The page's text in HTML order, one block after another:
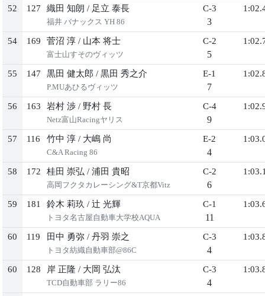
52 127 織田 知朗 / 足立 泰長
福井 バナックス YH 86
C-3
3
54 169 菅沼 淳 / 山本 将士
富士山すそのヴィッツ
C-2
5
55 147 黒田 健太郎 / 黒田 秀之介
P.MUあひるヴィッツ
E-1
7
56 163 岩村 渉 / 野村 長
Netz富山Racingヤリス
C-4
9
57 116 竹中 淳 / 大嶋 尚
C&A Racing 86
E-2
4
58 172 桂田 崇弘 / 浦田 貴昭
高岡フクタカレーシング&T京都Vitz
C-2
6
59 181 鈴木 莉玖 / 辻 光輝
トヨタ名古屋自動車大学校AQUA
C-1
11
60 119 田中 勇弥 / 丹羽 崇之
トヨタ紡織自動車部@86C
C-3
4
60 128 岸 正隆 / 大岡 弘汰
TCD自動車部 ラリー86
C-3
4